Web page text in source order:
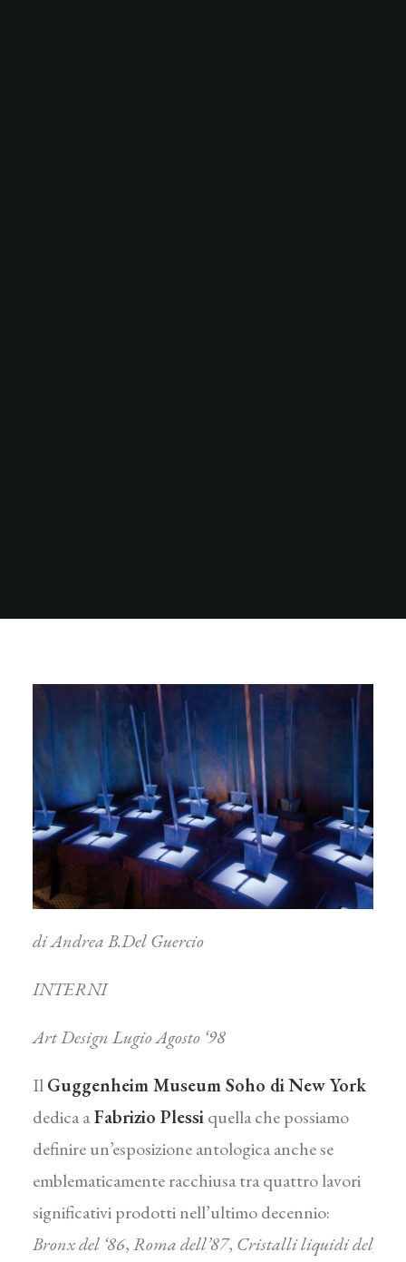
di Andrea B.Del Guercio
INTERNI
Art Design Lugio Agosto ‘98
IlGuggenheim Museum Soho di New York
dedica aFabrizio Plessiquella che possiamo
definire un’esposizione antologica anche se
emblematicamente racchiusa tra quattro lavori
significativi prodotti nell’ultimo decennio:
Bronx del ‘86,Roma dell’87, Cristalli liquidi del